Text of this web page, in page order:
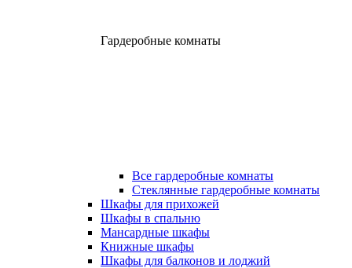
Гардеробные комнаты
Все гардеробные комнаты
Стеклянные гардеробные комнаты
Шкафы для прихожей
Шкафы в спальню
Мансардные шкафы
Книжные шкафы
Шкафы для балконов и лоджий